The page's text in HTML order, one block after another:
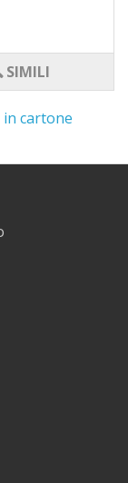
SIMILI
cartone